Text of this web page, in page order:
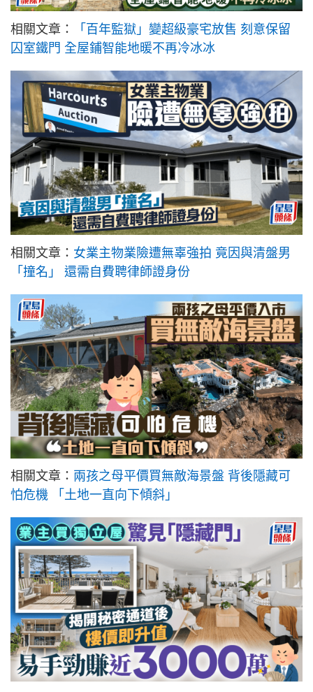
相關文章：
「百年監獄」變超級豪宅放售 刻意保留
囚室鐵門 全屋鋪智能地暖不再冷冰冰
相關文章： 女業主物業險遭無辜強拍 竟因與清盤男
「撞名」 還需自費聘律師證身份
相關文章： 兩孩之母平價買無敵海景盤 背後隱藏可
怕危機 「土地一直向下傾斜」